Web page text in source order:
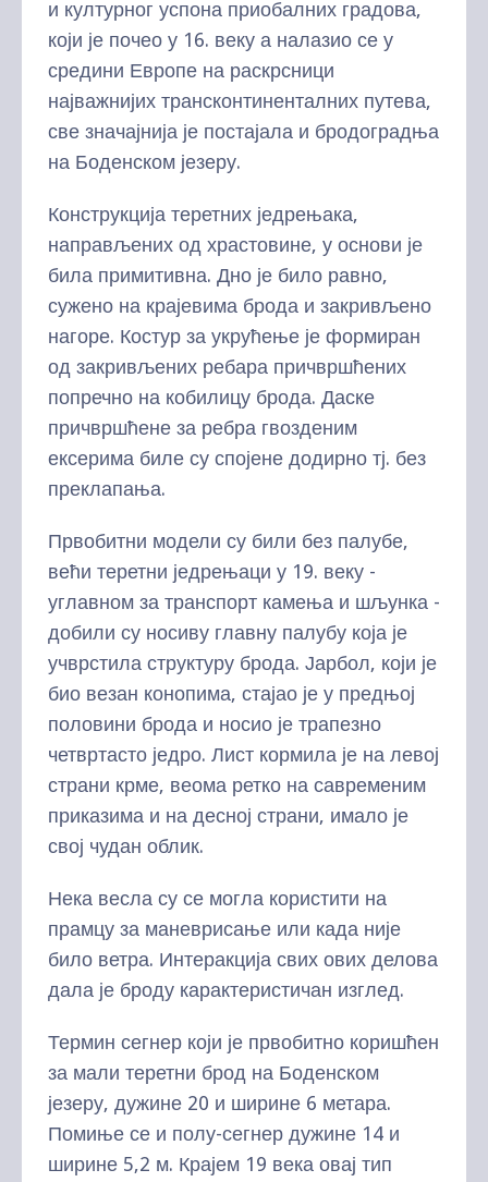
и културног успона приобалних градова,
који је почео у 16. веку а налазио се у
средини Европе на раскрсници
најважнијих трансконтиненталних путева,
све значајнија је постајала и бродоградња
на Боденском језеру.
Конструкција теретних једрењака,
направљених од храстовине, у основи је
била примитивна. Дно је било равно,
сужено на крајевима брода и закривљено
нагоре. Костур за укрућење је формиран
од закривљених ребара причвршћених
попречно на кобилицу брода. Даске
причвршћене за ребра гвозденим
ексерима биле су спојене додирно тј. без
преклапања.
Првобитни модели су били без палубе,
већи теретни једрењаци у 19. веку -
углавном за транспорт камења и шљунка -
добили су носиву главну палубу која је
учврстила структуру брода. Јарбол, који је
био везан конопима, стајао је у предњој
половини брода и носио је трапезно
четвртасто једро. Лист кормила је на левој
страни крме, веома ретко на савременим
приказима и на десној страни, имало је
свој чудан облик.
Нека весла су се могла користити на
прамцу за маневрисање или када није
било ветра. Интеракција свих ових делова
дала је броду карактеристичан изглед.
Термин сегнер који је првобитно коришћен
за мали теретни брод на Боденском
језеру, дужине 20 и ширине 6 метара.
Помиње се и полу-сегнер дужине 14 и
ширине 5,2 м. Крајем 19 века овај тип